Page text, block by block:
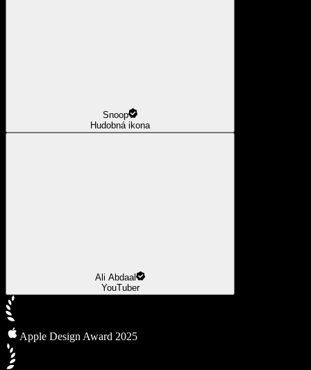
Snoop
Hudobná ikona
Ali Abdaal
YouTuber
Apple Design Award 2025